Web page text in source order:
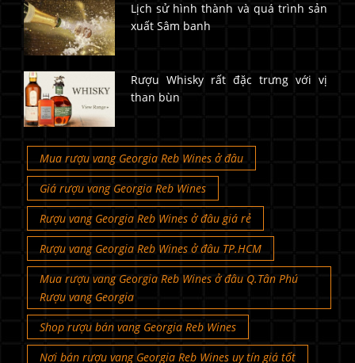
Lịch sử hình thành và quá trình sản
xuất Sâm banh
Rượu Whisky rất đặc trưng với vị
than bùn
Mua rượu vang Georgia Reb Wines ở đâu
Giá rượu vang Georgia Reb Wines
Rượu vang Georgia Reb Wines ở đâu giá rẻ
Rượu vang Georgia Reb Wines ở đâu TP.HCM
Mua rượu vang Georgia Reb Wines ở đâu Q.Tân Phú
Rượu vang Georgia
Shop rượu bán vang Georgia Reb Wines
Nơi bán rượu vang Georgia Reb Wines uy tín giá tốt